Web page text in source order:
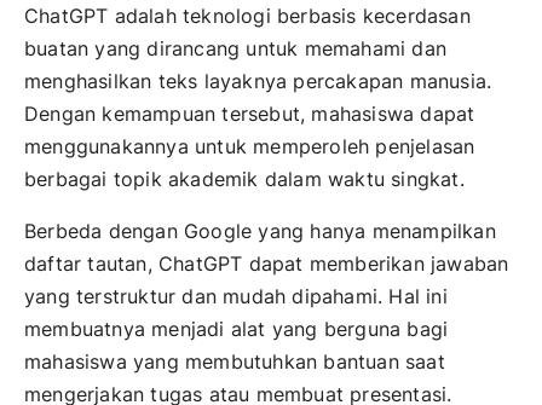
ChatGPT adalah teknologi berbasis kecerdasan
buatan yang dirancang untuk memahami dan
menghasilkan teks layaknya percakapan manusia.
Dengan kemampuan tersebut, mahasiswa dapat
menggunakannya untuk memperoleh penjelasan
berbagai topik akademik dalam waktu singkat.
Berbeda dengan Google yang hanya menampilkan
daftar tautan, ChatGPT dapat memberikan jawaban
yang terstruktur dan mudah dipahami. Hal ini
membuatnya menjadi alat yang berguna bagi
mahasiswa yang membutuhkan bantuan saat
mengerjakan tugas atau membuat presentasi.